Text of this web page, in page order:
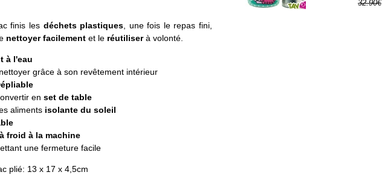
32.90€
finis les déchets plastiques, une fois le repas fini,
nettoyer facilement et le réutiliserà volonté.
à l'eau
grâce à son revêtement intérieur
en set de table
aliments isolante du soleil
froid à la machine
une fermeture facile
plié: 13 x 17 x 4,5cm